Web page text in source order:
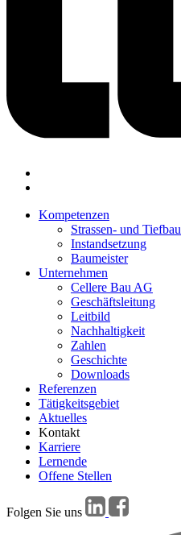
Kompetenzen
Strassen- und Tiefbau
Instandsetzung
Baumeister
Unternehmen
Cellere Bau AG
Geschäftsleitung
Leitbild
Nachhaltigkeit
Zahlen
Geschichte
Downloads
Referenzen
Tätigkeitsgebiet
Aktuelles
Kontakt
Karriere
Lernende
Offene Stellen
Folgen Sie uns